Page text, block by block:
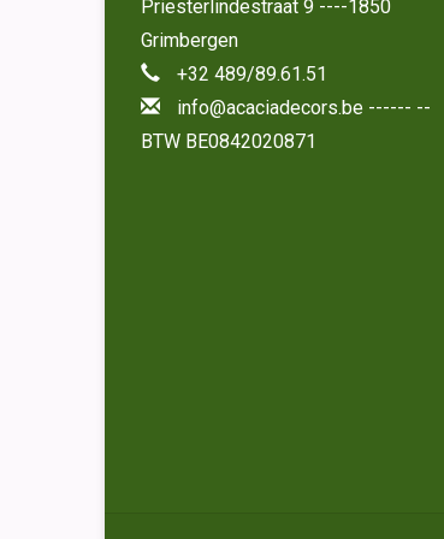
Priesterlindestraat 9 ----1850
Grimbergen
+32 489/89.61.51
info@acaciadecors.be ------ --
BTW BE0842020871